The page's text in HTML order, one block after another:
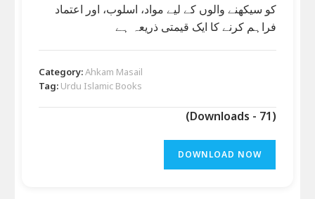
کو سیکھنے والوں کے لیے مواد، اسلوب، اور اعتماد
فراہم کرنے کا ایک قیمتی ذریعہ ہے
Category:Ahkam Masail
Tag: Urdu Islamic Books
(Downloads - 71)
DOWNLOAD NOW